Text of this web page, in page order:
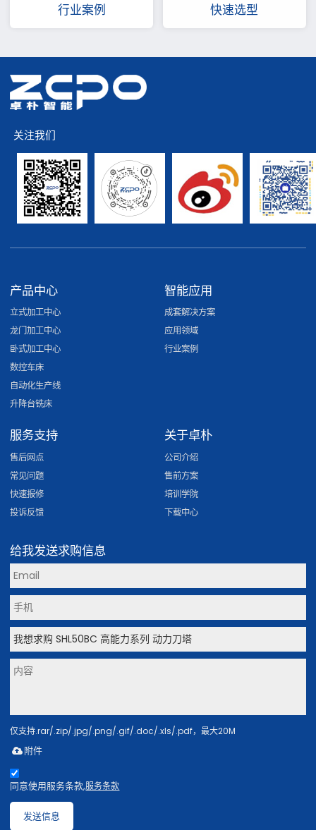
行业案例 快速选型
关注我们
产品中心
立式加工中心
龙门加工中心
卧式加工中心
数控车床
自动化生产线
升降台铣床
智能应用
成套解决方案
应用领域
行业案例
服务支持
售后网点
常见问题
快速报修
投诉反馈
关于卓朴
公司介绍
售前方案
培训学院
下载中心
给我发送求购信息
仅支持.rar/.zip/.jpg/.png/.gif/.doc/.xls/.pdf，最大20M
附件
同意使用服务条款,服务条款
发送信息